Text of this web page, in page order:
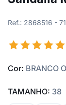
Ref.: 2868516 -
Cor: BRANCO
TAMANHO: 38